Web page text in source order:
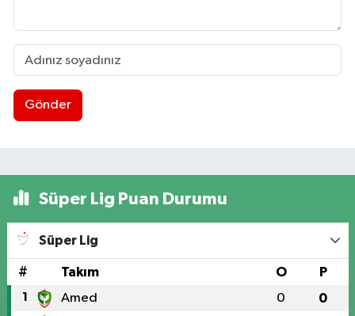
Gönder
Süper Lig Puan Durumu
Süper Lig
# Takım O P
1 Amed 0 0